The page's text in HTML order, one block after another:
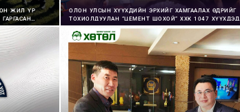
ЖИЛ ҮР
ДЭЭД
ОЛОН УЛСЫН ХҮҮХДИЙН ЭРХИЙГ ХАМГААЛАХ ӨДРИЙГ
ТОХИОЛДУУЛАН “ЦЕМЕНТ ШОХОЙ” ХХК 1047 ХҮҮХДЭД
БАЯРЫН БЭЛЭГ ГАРДУУЛАН ӨГЧ, БЯЦХАН ҮРСЭЭ
БАЯРЛУУЛЛАА.